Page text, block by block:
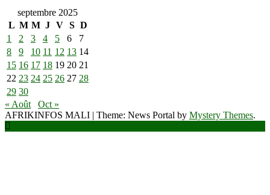
septembre 2025
L M M J V S D
1
2 3 4 5 6
7
8
9 10 11 12 13 14
15 16 17 18 19 20 21
22 23 24 25 26 27 28
29 30
« Août
Oct »
AFRIKINFOS MALI | Theme: News Portal by Mystery Themes.